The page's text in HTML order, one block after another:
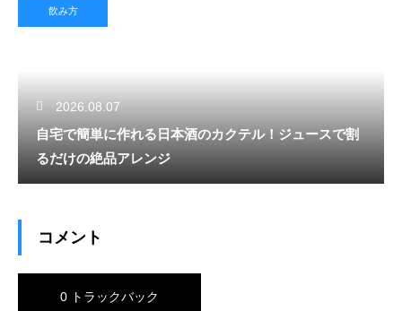
飲み方
2026.08.07
自宅で簡単に作れる日本酒のカクテル！ジュースで割
るだけの絶品アレンジ
コメント
0 トラックバック